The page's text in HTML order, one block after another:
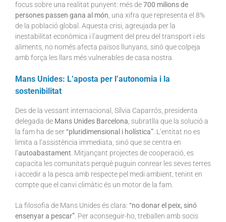
focus sobre una realitat punyent: més de700 milions de
persones passen gana al món, una xifra que representa el 8%
de la població global. Aquesta crisi, agreujada per la
inestabilitat econòmica i l’augment del preu del transport i els
aliments, no només afecta països llunyans, sinó que colpeja
amb força les llars més vulnerables de casa nostra.
Mans Unides: L’aposta per l’autonomia i la
sostenibilitat
Des de la vessant internacional, Sílvia Caparrós, presidenta
delegada de Mans Unides Barcelona, subratlla que la solució a
la fam ha de ser“pluridimensional i holística”. L’entitat no es
limita a l’assistència immediata, sinó que se centra en
l’autoabastament. Mitjançant projectes de cooperació, es
capacita les comunitats perquè puguin conrear les seves terres
i accedir a la pesca amb respecte pel medi ambient, tenint en
compte que el canvi climàtic és un motor de la fam.
La filosofia de Mans Unides és clara: “no donar el peix, sinó
ensenyar a pescar”. Per aconseguir-ho, treballen amb socis